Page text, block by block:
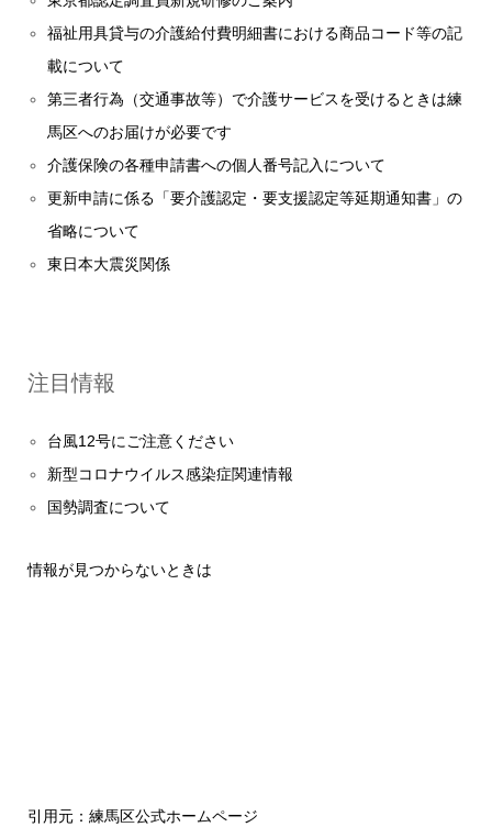
福祉用具貸与の介護給付費明細書における商品コード等の記
載について
第三者行為（交通事故等）で介護サービスを受けるときは練
馬区へのお届けが必要です
介護保険の各種申請書への個人番号記入について
更新申請に係る「要介護認定・要支援認定等延期通知書」の
省略について
東日本大震災関係
注目情報
台風12号にご注意ください
新型コロナウイルス感染症関連情報
国勢調査について
情報が見つからないときは
引用元：練馬区公式ホームページ